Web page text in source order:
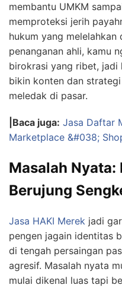
membantu UMKM
memproteksi jerih
hukum yang
penanganan ahli, kamu
birokrasi yang ribet, jadi
bikin konten dan
meledak di pasar.
|Baca juga: Jasa Daftar
Marketplace &#038;
Masalah
Berujung
Jasa HAKI Merek jadi
pengen jagain identitas
di tengah persaingan
agresif. Masalah nyata
mulai dikenal luas tapi